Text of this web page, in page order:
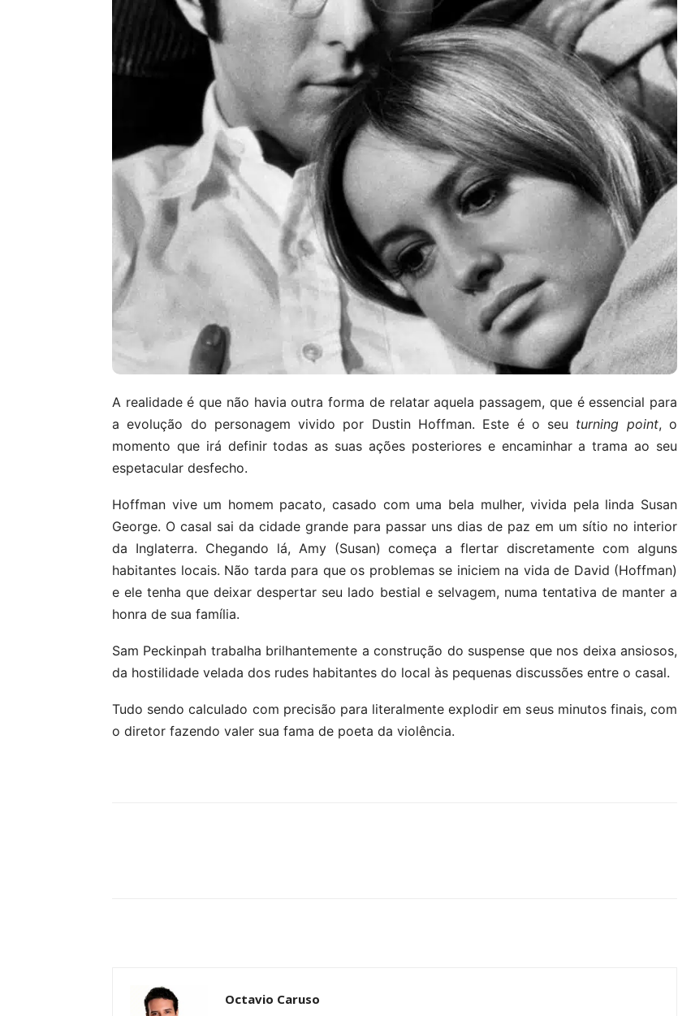
A realidade é que não havia outra forma de relatar aquela passagem, que é essencial para
a evolução do personagem vivido por Dustin Hoffman. Este é o seu turning point, o
momento que irá definir todas as suas ações posteriores e encaminhar a trama ao seu
espetacular desfecho.
Hoffman vive um homem pacato, casado com uma bela mulher, vivida pela linda Susan
George. O casal sai da cidade grande para passar uns dias de paz em um sítio no interior
da Inglaterra. Chegando lá, Amy (Susan) começa a flertar discretamente com alguns
habitantes locais. Não tarda para que os problemas se iniciem na vida de David (Hoffman)
e ele tenha que deixar despertar seu lado bestial e selvagem, numa tentativa de manter a
honra de sua família.
Sam Peckinpah trabalha brilhantemente a construção do suspense que nos deixa ansiosos,
da hostilidade velada dos rudes habitantes do local às pequenas discussões entre o casal.
Tudo sendo calculado com precisão para literalmente explodir em seus minutos finais, com
o diretor fazendo valer sua fama de poeta da violência.
Octavio Caruso